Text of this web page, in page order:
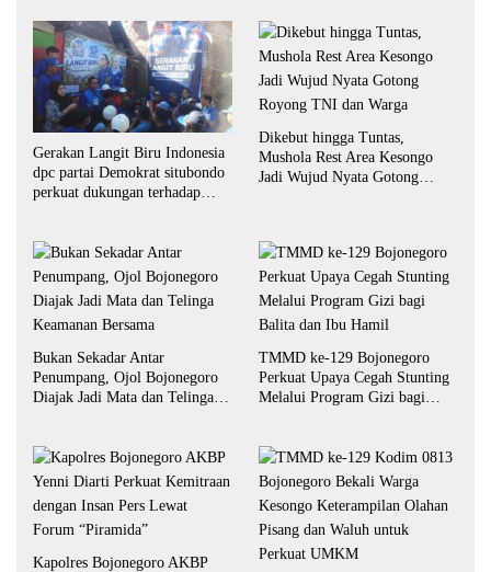
Gerakan Langit Biru Indonesia
dpc partai Demokrat situbondo
perkuat dukungan terhadap
Dikebut hingga Tuntas,
Mushola Rest Area Kesongo
Jadi Wujud Nyata Gotong
Bukan Sekadar Antar
Penumpang, Ojol Bojonegoro
Diajak Jadi Mata dan Telinga
TMMD ke-129 Bojonegoro
Perkuat Upaya Cegah Stunting
Melalui Program Gizi bagi
Kapolres Bojonegoro AKBP